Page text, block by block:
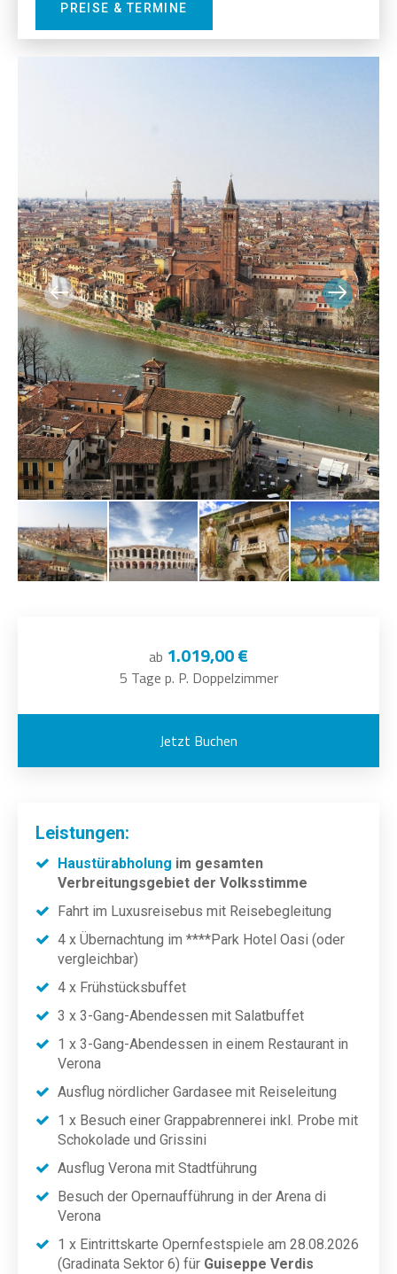
PREISE & TERMINE
ab 1.019,00 €
5 Tage p. P. Doppelzimmer
Jetzt Buchen
Leistungen:
Haustürabholung im gesamten
Verbreitungsgebiet der Volksstimme
Fahrt im Luxusreisebus mit Reisebegleitung
4 x Übernachtung im ****Park Hotel Oasi (oder
vergleichbar)
4 x Frühstücksbuffet
3 x 3-Gang-Abendessen mit Salatbuffet
1 x 3-Gang-Abendessen in einem Restaurant in
Verona
Ausflug nördlicher Gardasee mit Reiseleitung
1 x Besuch einer Grappabrennerei inkl. Probe mit
Schokolade und Grissini
Ausflug Verona mit Stadtführung
Besuch der Opernaufführung in der Arena di
Verona
1 x Eintrittskarte Opernfestspiele am 28.08.2026
(Gradinata Sektor 6) für Guiseppe Verdis